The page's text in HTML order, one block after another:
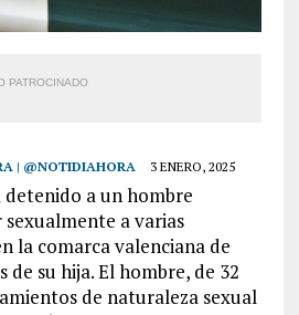
PATROCINADO
| @NOTIDIAHORA 3 ENERO, 2025
detenido a un hombre
a varias
la comarca valenciana de
de su hija. El hombre, de 32
de naturaleza sexual